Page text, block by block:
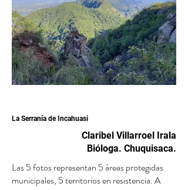
La Serranía de Incahuasi
Claribel Villarroel Irala
Bióloga. Chuquisaca.
Las 5 fotos representan 5 áreas protegidas
municipales, 5 territorios en resistencia. A